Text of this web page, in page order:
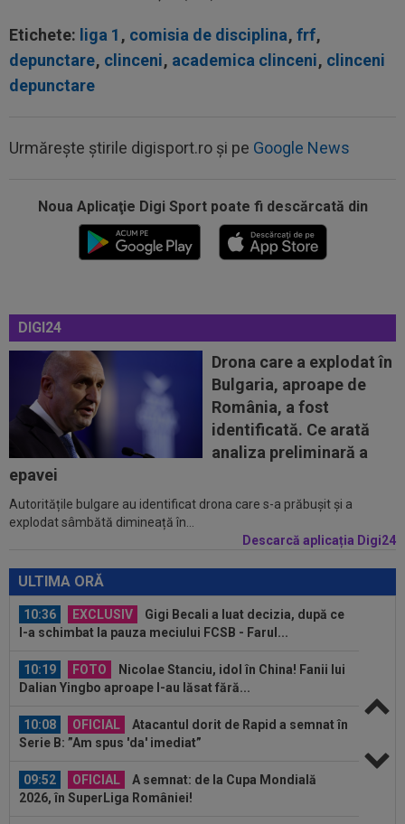
Etichete: liga 1 , comisia de disciplina, frf,
depunctare, clinceni, academica clinceni, clinceni
depunctare
Urmărește știrile digisport.ro și pe Google News
Noua Aplicaţie Digi Sport poate fi descărcată din
DIGI24
Drona care a explodat în
Bulgaria, aproape de
România, a fost
identificată. Ce arată
analiza preliminară a
epavei
Autoritățile bulgare au identificat drona care s-a prăbușit și a
explodat sâmbătă dimineață în...
Descarcă aplicația Digi24
ULTIMA ORĂ
09:52 OFICIAL
A semnat: de la Cupa Mondială
2026, în SuperLiga României!
09:48
Giovanni Becali l-a propus pe Ștefan Baiaram în
Serie A
EXCLUSIV
Florin Prunea a dezvăluit cum l-a
convins Ioan Varga pe Marius Șumudică să o...
09:47
A anunțat că prietena lui a murit, dar aceasta
nici nu exista. Toată țara a râs...
Vinicius Junior a ales să semneze
10:36 EXCLUSIV
Gigi Becali a luat decizia, după ce
l-a schimbat la pauza meciului FCSB - Farul...
10:19 FOTO
Nicolae Stanciu, idol în China! Fanii lui
Dalian Yingbo aproape l-au lăsat fără...
10:08 OFICIAL
Atacantul dorit de Rapid a semnat în
Serie B: ”Am spus 'da' imediat”
09:52 OFICIAL
A semnat: de la Cupa Mondială
2026, în SuperLiga României!